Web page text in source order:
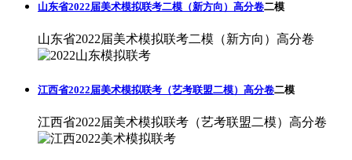
山东省2022届美术模拟联考二模（新方向）高分卷二模
山东省2022届美术模拟联考二模（新方向）高分卷
江西省2022届美术模拟联考（艺考联盟二模）高分卷二模
江西省2022届美术模拟联考（艺考联盟二模）高分卷